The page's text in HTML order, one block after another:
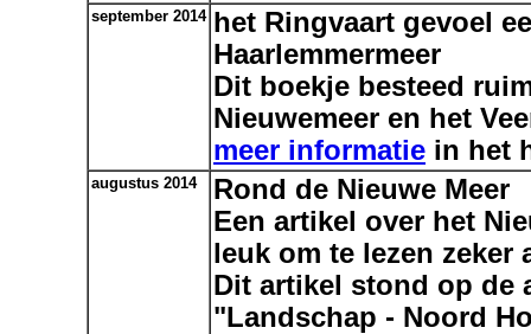
september 2014 het Ringvaart gevoel
Haarlemmermeer
Dit boekje besteed
Nieuwemeer en het
meer informatie in het
augustus 2014
Rond de Nieuwe Meer
Een artikel over het
leuk om te lezen zeker
Dit artikel stond op de
"Landschap - Noord